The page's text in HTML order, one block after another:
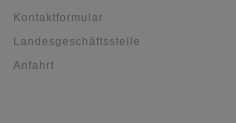
Kontaktformular
Landesgeschäftsstelle
Anfahrt